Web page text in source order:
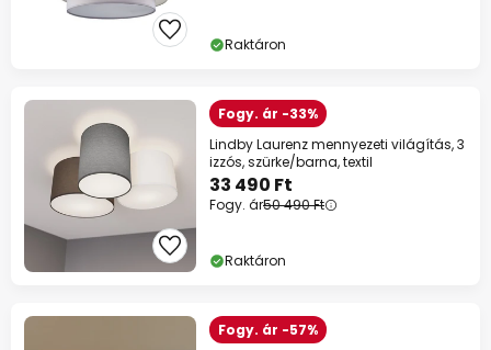
Raktáron
Fogy. ár -33%
Lindby Laurenz mennyezeti világítás, 3
izzós, szürke/barna, textil
33 490 Ft
Fogy. ár50 490 Ft
Raktáron
Fogy. ár -57%